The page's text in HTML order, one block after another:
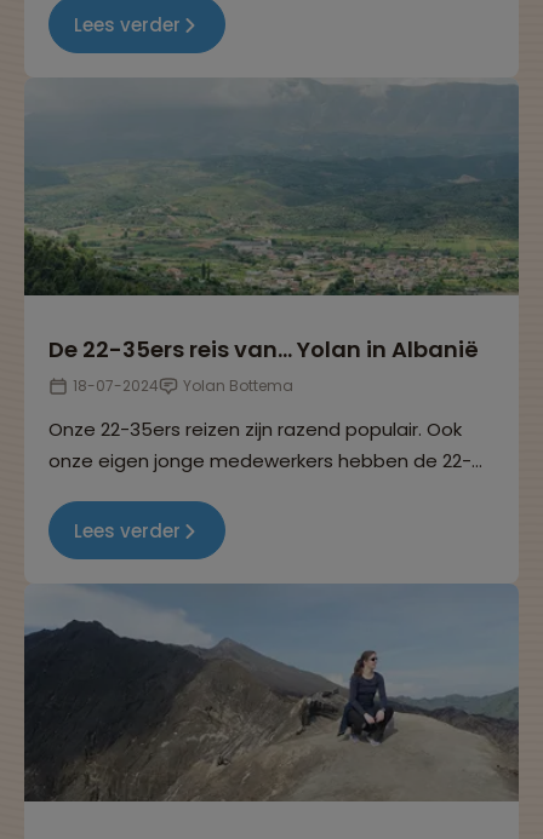
interviews delen ze hun ervaringen. Dit keer
vertelt Carolien over haar 22-35ers reis naar
Finland.
Lees verder
De 22-35ers reis van... Yolan in Albanië
18-07-2024 Yolan Bottema
Onze 22-35ers reizen zijn razend populair. Ook
onze eigen jonge medewerkers hebben de 22-
interviews delen ze hun ervaringen. Dit keer
vertelt Yolan over haar 22-35ers reis naar
Albanië.
Lees verder